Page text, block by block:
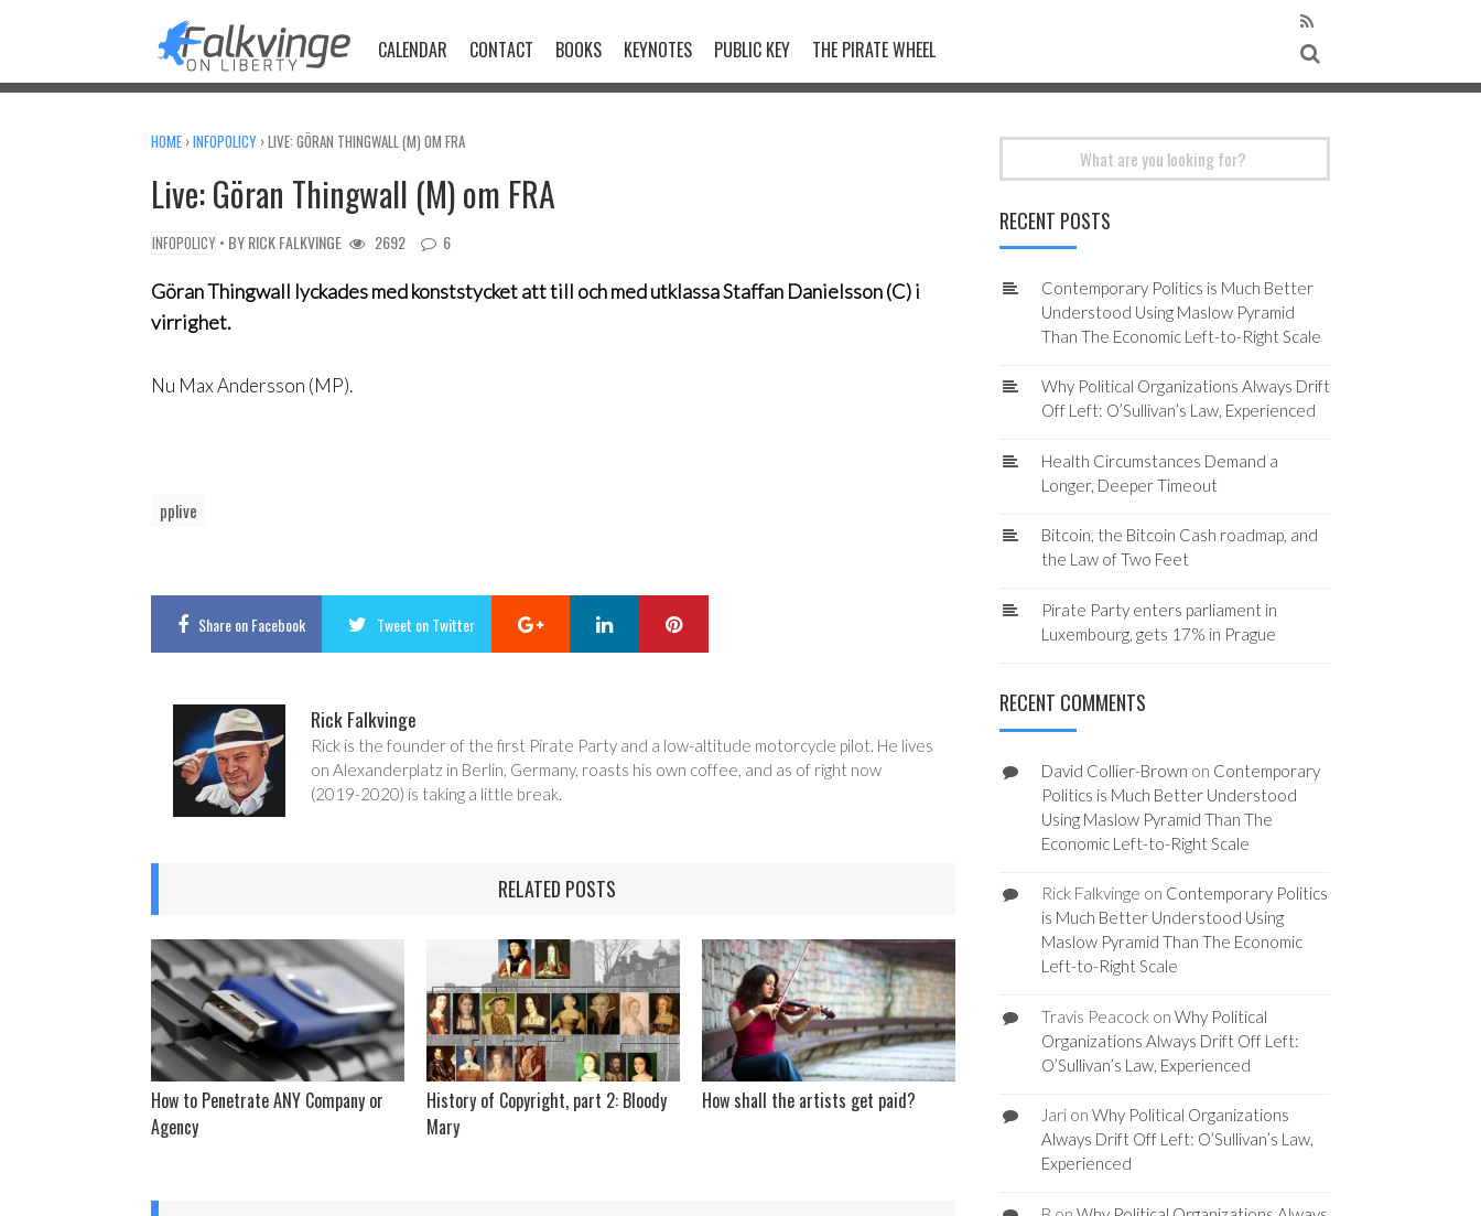
CALENDAR CONTACT BOOKS KEYNOTES PUBLIC KEY THE PIRATE WHEEL
HOME ›INFOPOLICY ›LIVE: GÖRAN THINGWALL (M) OM FRA
Live: Göran Thingwall (M) om FRA
INFOPOLICY • BYRICK FALKVINGE 2692 6
Göran Thingwall lyckades med konststycket att till och med utklassa Staffan Danielsson (C) i
virrighet.
Nu Max Andersson (MP).
pplive
Shareon Facebook Tweet on Twitter Google+ LinkedIn
Rick Falkvinge
Rick is the founder of the first Pirate Party and a low-altitude motorcycle pilot. He lives
on Alexanderplatz in Berlin, Germany, roasts his own coffee, and as of right now
(2019-2020) is taking a little break.
RELATED POSTS
How to Penetrate ANY Company or
Agency
History of Copyright, part 2: Bloody
Mary
How shall the artists get paid?
RECENT POSTS
Contemporary Politics is Much Better
Understood Using Maslow Pyramid
Than The Economic Left-to-Right Scale
Why Political Organizations Always Drift
Off Left: O’Sullivan’s Law, Experienced
Health Circumstances Demand a
Longer, Deeper Timeout
Bitcoin, the Bitcoin Cash roadmap, and
the Law of Two Feet
Pirate Party enters parliament in
Luxembourg, gets 17% in Prague
RECENT COMMENTS
David Collier-Brown on Contemporary
Politics is Much Better Understood
Using Maslow Pyramid Than The
Economic Left-to-Right Scale
Rick Falkvinge on Contemporary Politics
is Much Better Understood Using
Maslow Pyramid Than The Economic
Left-to-Right Scale
Travis Peacockon Why Political
Organizations Always Drift Off Left:
O’Sullivan’s Law, Experienced
Jarion Why Political Organizations
Always Drift Off Left: O’Sullivan’s Law,
Experienced